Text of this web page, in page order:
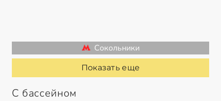
Сокольники
Показать еще
С бассейном